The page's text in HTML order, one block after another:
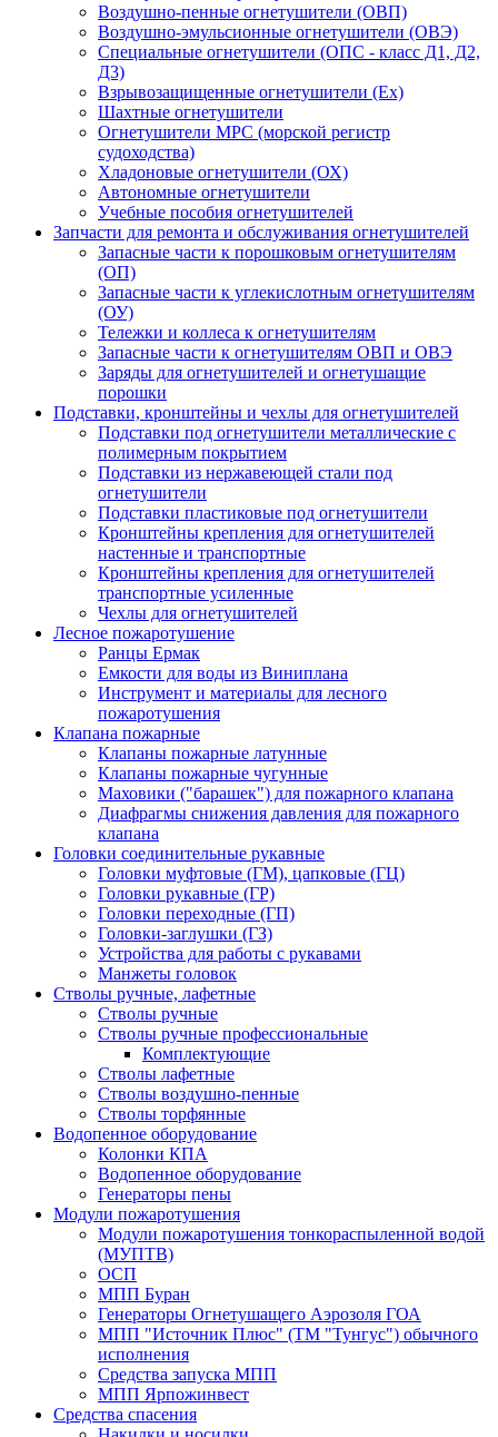
Воздушно-пенные огнетушители (ОВП)
Воздушно-эмульсионные огнетушители (ОВЭ)
Специальные огнетушители (ОПС - класс Д1, Д2,
Д3)
Взрывозащищенные огнетушители (Ex)
Шахтные огнетушители
Огнетушители МРС (морской регистр
судоходства)
Хладоновые огнетушители (ОХ)
Автономные огнетушители
Учебные пособия огнетушителей
Запчасти для ремонта и обслуживания огнетушителей
Запасные части к порошковым огнетушителям
(ОП)
Запасные части к углекислотным огнетушителям
(ОУ)
Тележки и коллеса к огнетушителям
Запасные части к огнетушителям ОВП и ОВЭ
Заряды для огнетушителей и огнетушащие
порошки
Подставки, кронштейны и чехлы для огнетушителей
Подставки под огнетушители металлические с
полимерным покрытием
Подставки из нержавеющей стали под
огнетушители
Подставки пластиковые под огнетушители
Кронштейны крепления для огнетушителей
настенные и транспортные
Кронштейны крепления для огнетушителей
транспортные усиленные
Чехлы для огнетушителей
Лесное пожаротушение
Ранцы Ермак
Емкости для воды из Виниплана
Инструмент и материалы для лесного
пожаротушения
Клапана пожарные
Клапаны пожарные латунные
Клапаны пожарные чугунные
Маховики ("барашек") для пожарного клапана
Диафрагмы снижения давления для пожарного
клапана
Головки соединительные рукавные
Головки муфтовые (ГМ), цапковые (ГЦ)
Головки рукавные (ГР)
Головки переходные (ГП)
Головки-заглушки (ГЗ)
Устройства для работы с рукавами
Манжеты головок
Стволы ручные, лафетные
Стволы ручные
Стволы ручные профессиональные
Комплектующие
Стволы лафетные
Стволы воздушно-пенные
Стволы торфянные
Водопенное оборудование
Колонки КПА
Водопенное оборудование
Генераторы пены
Модули пожаротушения
Модули пожаротушения тонкораспыленной водой
(МУПТВ)
ОСП
МПП Буран
Генераторы Огнетушащего Аэрозоля ГОА
МПП "Источник Плюс" (ТМ "Тунгус") обычного
исполнения
Средства запуска МПП
МПП Ярпожинвест
Средства спасения